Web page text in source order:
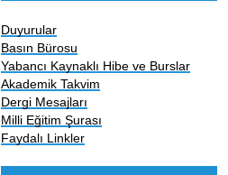
Duyurular
Basın Bürosu
Yabancı Kaynaklı Hibe ve Burslar
Akademik Takvim
Dergi Mesajları
Milli Eğitim Şurası
Faydalı Linkler